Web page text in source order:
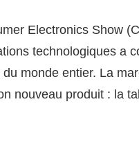
Electronics Show
technologiques a
monde entier. La
nouveau produit : la